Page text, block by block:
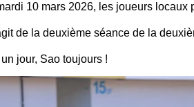
10 mars 2026, les joueurs locaux
de la deuxième séance de la
jour, Sao toujours !